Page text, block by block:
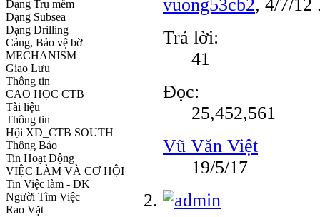
Dạng Trụ mềm
Dạng Subsea
Dạng Drilling
Cảng, Bảo vệ bờ
MECHANISM
Giao Lưu
Thông tin
CAO HỌC CTB
Tài liệu
Thông tin
Hội XD_CTB SOUTH
Thông Báo
Tin Hoạt Động
VIỆC LÀM VÀ CƠ HỘI
Tin Việc làm - DK
Người Tìm Việc
Rao Vặt
vuong53cb2, 4/7/12
Trả lời:
41
Đọc:
25,452,561
Vũ Văn Việt
19/5/17